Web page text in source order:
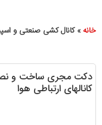
خانه»کانال کشی صنعتی و
دکت مجری ساخت و
کانالهای ارتباطی هوا